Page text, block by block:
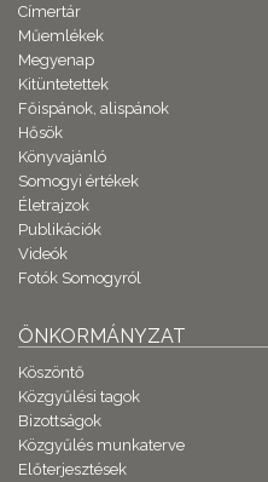
Címertár
Műemlékek
Megyenap
Kitüntetettek
Főispánok, alispánok
Hősök
Könyvajánló
Somogyi értékek
Életrajzok
Publikációk
Videók
Fotók Somogyról
ÖNKORMÁNYZAT
Köszöntő
Közgyűlési tagok
Bizottságok
Közgyűlés munkaterve
Előterjesztések